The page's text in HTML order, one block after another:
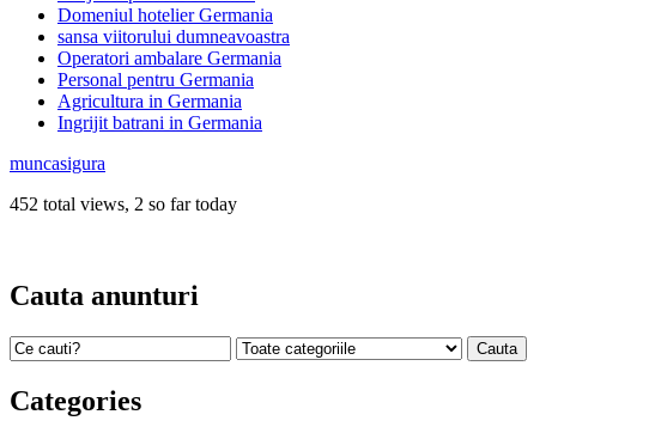
Domeniul hotelier Germania
sansa viitorului dumneavoastra
Operatori ambalare Germania
Personal pentru Germania
Agricultura in Germania
Ingrijit batrani in Germania
muncasigura
452 total views, 2 so far today
Cauta anunturi
Categories